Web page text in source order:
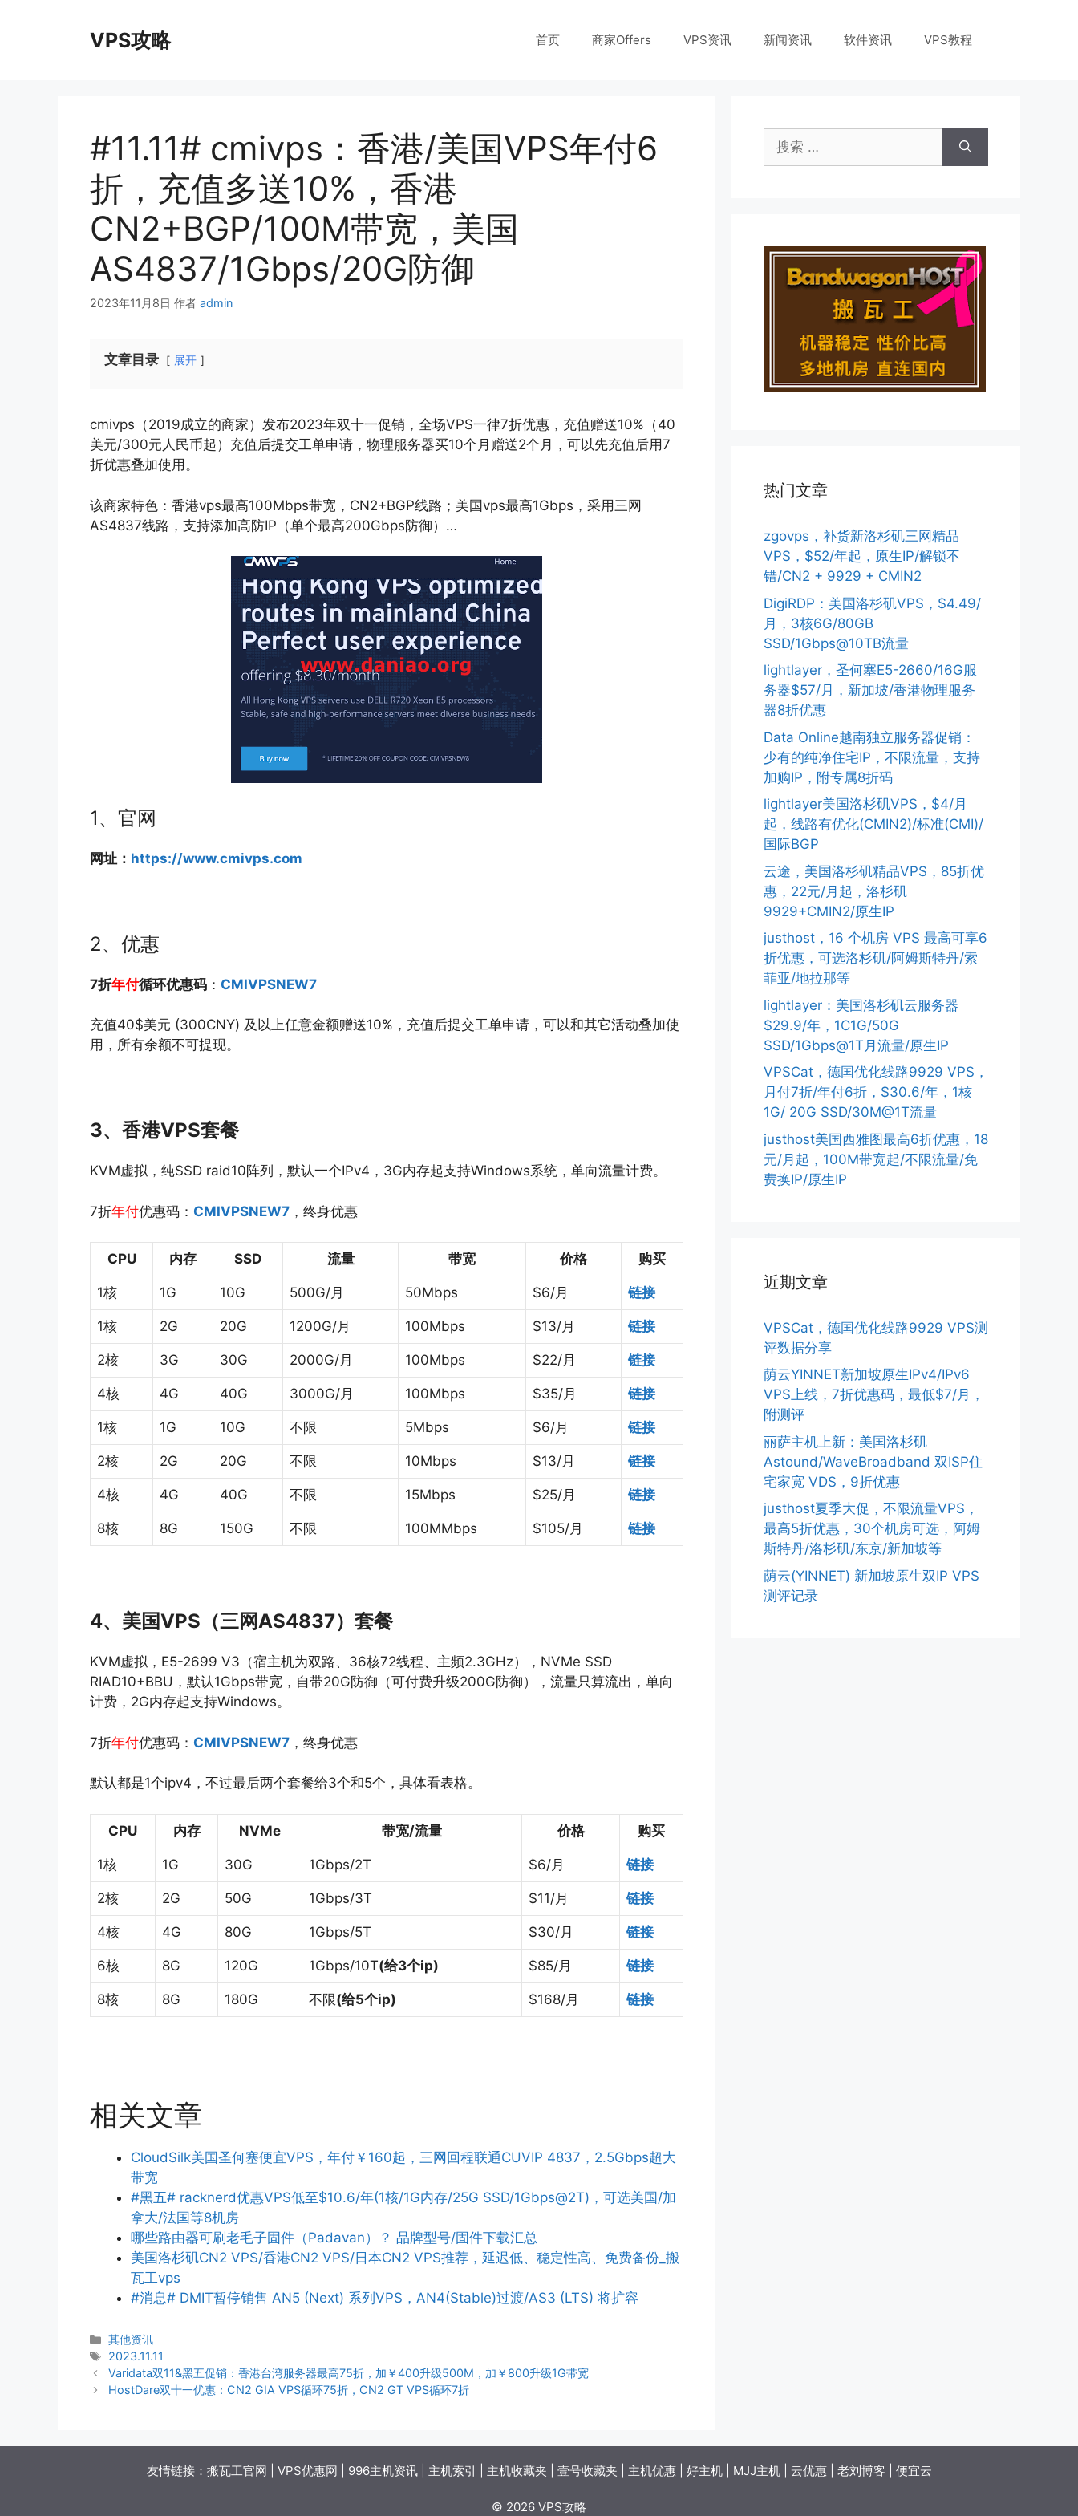
VPS攻略 首页 商家Offers VPS资讯 新闻资讯 软件资讯 VPS教程
#11.11# cmivps：香港/美国VPS年付6
折，充值多送10%，香港
CN2+BGP/100M带宽，美国
AS4837/1Gbps/20G防御
2023年11月8日 作者 admin
文章目录 展开
cmivps（2019成立的商家）发布2023年双十一促销，全场VPS一律7折优惠，充值赠送10%（40
美元/300元人民币起）充值后提交工单申请，物理服务器买10个月赠送2个月，可以先充值后用7
折优惠叠加使用。
该商家特色：香港vps最高100Mbps带宽，CN2+BGP线路；美国vps最高1Gbps，采用三网
AS4837线路，支持添加高防IP（单个最高200Gbps防御）…
1、官网
网址： https://www.cmivps.com
2、优惠
7折年付循环优惠码 ： CMIVPSNEW7
充值40$美元 (300CNY) 及以上任意金额赠送10%，充值后提交工单申请，可以和其它活动叠加使
用，所有余额不可提现。
3、香港VPS套餐
KVM虚拟，纯SSD raid10阵列，默认一个IPv4，3G内存起支持Windows系统，单向流量计费。
7折年付优惠码： CMIVPSNEW7 ，终身优惠
CPU 内存 SSD 流量 带宽 价格 购买
1核 1G 10G 500G/月 50Mbps $6/月 链接
1核 2G 20G 1200G/月 100Mbps $13/月 链接
2核 3G 30G 2000G/月 100Mbps $22/月 链接
4核 4G 40G 3000G/月 100Mbps $35/月 链接
1核 1G 10G 不限 5Mbps $6/月 链接
2核 2G 20G 不限 10Mbps $13/月 链接
4核 4G 40G 不限 15Mbps $25/月 链接
8核 8G 150G 不限 100MMbps $105/月 链接
4、美国VPS（三网AS4837）套餐
KVM虚拟，E5-2699 V3（宿主机为双路、36核72线程、主频2.3GHz），NVMe SSD
RIAD10+BBU，默认1Gbps带宽，自带20G防御（可付费升级200G防御），流量只算流出，单向
计费，2G内存起支持Windows。
7折年付优惠码： CMIVPSNEW7 ，终身优惠
默认都是1个ipv4，不过最后两个套餐给3个和5个，具体看表格。
CPU 内存 NVMe 带宽/流量 价格 购买
1核 1G 30G 1Gbps/2T $6/月 链接
2核 2G 50G 1Gbps/3T $11/月 链接
4核 4G 80G 1Gbps/5T $30/月 链接
6核 8G 120G 1Gbps/10T(给3个ip) $85/月 链接
8核 8G 180G 不限(给5个ip) $168/月 链接
相关文章
CloudSilk美国圣何塞便宜VPS，年付￥160起，三网回程联通CUVIP 4837，2.5Gbps超大
带宽
#黑五# racknerd优惠VPS低至$10.6/年(1核/1G内存/25G SSD/1Gbps@2T)，可选美国/加
拿大/法国等8机房
哪些路由器可刷老毛子固件（Padavan）？ 品牌型号/固件下载汇总
美国洛杉矶CN2 VPS/香港CN2 VPS/日本CN2 VPS推荐，延迟低、稳定性高、免费备份_搬
瓦工vps
#消息# DMIT暂停销售 AN5 (Next) 系列VPS，AN4(Stable)过渡/AS3 (LTS) 将扩容
分
类
其他资讯
标
签
2023.11.11
Varidata双11&黑五促销：香港台湾服务器最高75折，加￥400升级500M，加￥800升级1G带宽
HostDare双十一优惠：CN2 GIA VPS循环75折，CN2 GT VPS循环7折
索：
热门文章
zgovps，补货新洛杉矶三网精品
VPS，$52/年起，原生IP/解锁不
错/CN2 + 9929 + CMIN2
DigiRDP：美国洛杉矶VPS，$4.49/
月，3核6G/80GB
SSD/1Gbps@10TB流量
lightlayer，圣何塞E5-2660/16G服
务器$57/月，新加坡/香港物理服务
器8折优惠
Data Online越南独立服务器促销：
少有的纯净住宅IP，不限流量，支持
加购IP，附专属8折码
lightlayer美国洛杉矶VPS，$4/月
起，线路有优化(CMIN2)/标准(CMI)/
国际BGP
云途，美国洛杉矶精品VPS，85折优
惠，22元/月起，洛杉矶
9929+CMIN2/原生IP
justhost，16 个机房 VPS 最高可享6
折优惠，可选洛杉矶/阿姆斯特丹/索
菲亚/地拉那等
lightlayer：美国洛杉矶云服务器
$29.9/年，1C1G/50G
SSD/1Gbps@1T月流量/原生IP
VPSCat，德国优化线路9929 VPS，
月付7折/年付6折，$30.6/年，1核
1G/ 20G SSD/30M@1T流量
justhost美国西雅图最高6折优惠，18
元/月起，100M带宽起/不限流量/免
费换IP/原生IP
近期文章
VPSCat，德国优化线路9929 VPS测
评数据分享
荫云YINNET新加坡原生IPv4/IPv6
VPS上线，7折优惠码，最低$7/月，
附测评
丽萨主机上新：美国洛杉矶
Astound/WaveBroadband 双ISP住
宅家宽 VDS，9折优惠
justhost夏季大促，不限流量VPS，
最高5折优惠，30个机房可选，阿姆
斯特丹/洛杉矶/东京/新加坡等
荫云(YINNET) 新加坡原生双IP VPS
测评记录
友情链接： 搬瓦工官网 VPS优惠网 996主机资讯| 主机索引 主机收藏夹 壹号收藏夹 主机优惠| 好主机| MJJ主机| 云优惠| 老刘博客 便宜云
© 2026 VPS攻略